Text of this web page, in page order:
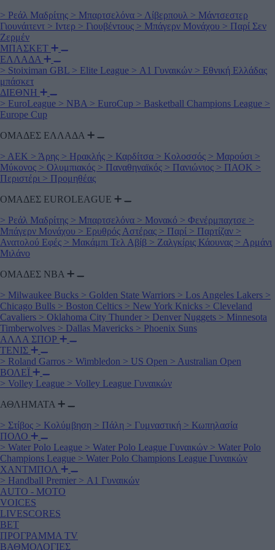
> Ρεάλ Μαδρίτης > Μπαρτσελόνα > Λίβερπουλ > Μάντσεστερ
Γιουνάιτεντ > Ιντερ > Γιουβέντους > Μπάγερν Μονάχου > Παρί Σεν
Ζερμέν
ΜΠΑΣΚΕΤ
ΕΛΛΑΔΑ
> Stoiximan GBL > Elite League > Α1 Γυναικών > Εθνική Ελλάδας
μπάσκετ
ΔΙΕΘΝΗ
> EuroLeague > NBA > EuroCup > Basketball Champions League >
Europe Cup
ΟΜΑΔΕΣ ΕΛΛΑΔΑ
> ΑΕΚ > Άρης > Ηρακλής > Καρδίτσα > Κολοσσός > Μαρούσι >
Μύκονος > Ολυμπιακός > Παναθηναϊκός > Πανιώνιος > ΠΑΟΚ >
Περιστέρι > Προμηθέας
ΟΜΑΔΕΣ EUROLEAGUE
> Ρεάλ Μαδρίτης > Μπαρτσελόνα > Μονακό > Φενέρμπαχτσε >
Μπάγερν Μονάχου > Ερυθρός Αστέρας > Παρί > Παρτίζαν >
Ανατολού Εφές > Μακάμπι Τελ Αβίβ > Ζαλγκίρις Κάουνας > Αρμάνι
Μιλάνο
ΟΜΑΔΕΣ ΝΒΑ
> Milwaukee Bucks > Golden State Warriors > Los Angeles Lakers >
Chicago Bulls > Boston Celtics > New York Knicks > Cleveland
Cavaliers > Oklahoma City Thunder > Denver Nuggets > Minnesota
Timberwolves > Dallas Mavericks > Phoenix Suns
ΑΛΛΑ ΣΠΟΡ
ΤΕΝΙΣ
> Roland Garros > Wimbledon > US Open > Australian Open
ΒΟΛΕΪ
> Volley League > Volley League Γυναικών
ΑΘΛΗΜΑΤΑ
> Στίβος > Κολύμβηση > Πάλη > Γυμναστική > Κωπηλασία
ΠΟΛΟ
> Water Polo League > Water Polo League Γυναικών > Water Polo
Champions League > Water Polo Champions League Γυναικών
ΧΑΝΤΜΠΟΛ
> Handball Premier > Α1 Γυναικών
AUTO - MOTO
VOICES
LIVESCORES
BET
ΠΡΟΓΡΑΜΜΑ TV
ΒΑΘΜΟΛΟΓΙΕΣ